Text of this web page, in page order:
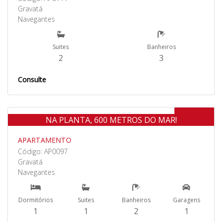
Gravatá
Navegantes
Suites
2
Banheiros
3
Consulte
NA PLANTA, 600 METROS DO MAR!
APARTAMENTO
Código: AP0097
Gravatá
Navegantes
Dormitórios
1
Suites
1
Banheiros
2
Garagens
1